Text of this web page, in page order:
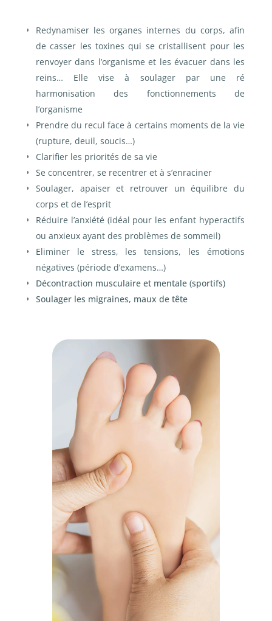
Redynamiser les organes internes du corps, afin
de casser les toxines qui se cristallisent pour les
renvoyer dans l’organisme et les évacuer dans les
reins… Elle vise à soulager par une ré
harmonisation des fonctionnements de
l’organisme
Prendre du recul face à certains moments de la vie
(rupture, deuil, soucis…)
Clarifier les priorités de sa vie
Se concentrer, se recentrer et à s’enraciner
Soulager, apaiser et retrouver un équilibre du
corps et de l’esprit
Réduire l’anxiété (idéal pour les enfant hyperactifs
ou anxieux ayant des problèmes de sommeil)
Eliminer le stress, les tensions, les émotions
négatives (période d’examens…)
Décontraction musculaire et mentale (sportifs)
Soulager les migraines, maux de tête